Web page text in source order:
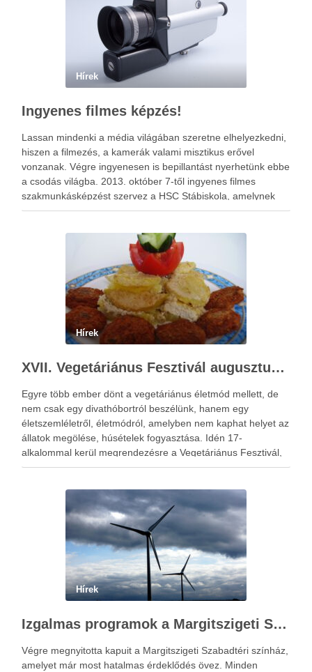
Hírek
Ingyenes filmes képzés!
Lassan mindenki a média világában szeretne elhelyezkedni,
hiszen a filmezés, a kamerák valami misztikus erővel
vonzanak. Végre ingyenesen is bepillantást nyerhetünk ebbe
a csodás világba. 2013. október 7-től ingyenes filmes
szakmunkásképzést szervez a HSC Stábiskola, amelynek
keretén belül egy egyhetes tanfolyamon vehetnek részt az
Hírek
XVII. Vegetáriánus Fesztivál augusztus 24-25
Egyre több ember dönt a vegetáriánus életmód mellett, de
nem csak egy divathóbortról beszélünk, hanem egy
életszemléletről, életmódról, amelyben nem kaphat helyet az
állatok megölése, húsételek fogyasztása. Idén 17-
alkalommal kerül megrendezésre a Vegetáriánus Fesztivál,
amelyre mindenkit szívesen várnak a szervezők, hiszen az
Hírek
Izgalmas programok a Margitszigeti Szabadtéri Színpadon!
Végre megnyitotta kapuit a Margitszigeti Szabadtéri színház,
amelyet már most hatalmas érdeklődés övez. Minden